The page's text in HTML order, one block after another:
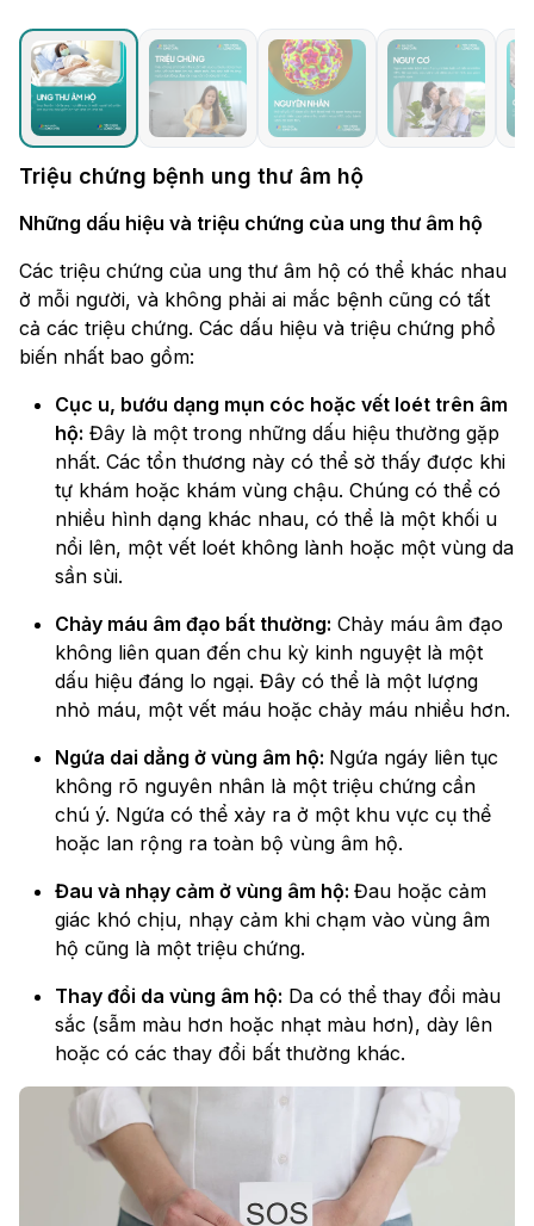
Triệu chứng bệnh ung thư âm hộ
Những dấu hiệu và triệu chứng của ung thư âm hộ
Các triệu chứng của ung thư âm hộ có thể khác nhau
ở mỗi người, và không phải ai mắc bệnh cũng có tất
cả các triệu chứng. Các dấu hiệu và triệu chứng phổ
biến nhất bao gồm:
Cục u, bướu dạng mụn cóc hoặc vết loét trên âm
hộ: Đây là một trong những dấu hiệu thường gặp
nhất. Các tổn thương này có thể sờ thấy được khi
tự khám hoặc khám vùng chậu. Chúng có thể có
nhiều hình dạng khác nhau, có thể là một khối u
nổi lên, một vết loét không lành hoặc một vùng da
sần sùi.
Chảy máu âm đạo bất thường: Chảy máu âm đạo
không liên quan đến chu kỳ kinh nguyệt là một
dấu hiệu đáng lo ngại. Đây có thể là một lượng
nhỏ máu, một vết máu hoặc chảy máu nhiều hơn.
Ngứa dai dẳng ở vùng âm hộ: Ngứa ngáy liên tục
không rõ nguyên nhân là một triệu chứng cần
chú ý. Ngứa có thể xảy ra ở một khu vực cụ thể
hoặc lan rộng ra toàn bộ vùng âm hộ.
Đau và nhạy cảm ở vùng âm hộ: Đau hoặc cảm
giác khó chịu, nhạy cảm khi chạm vào vùng âm
hộ cũng là một triệu chứng.
Thay đổi da vùng âm hộ: Da có thể thay đổi màu
sắc (sẫm màu hơn hoặc nhạt màu hơn), dày lên
hoặc có các thay đổi bất thường khác.